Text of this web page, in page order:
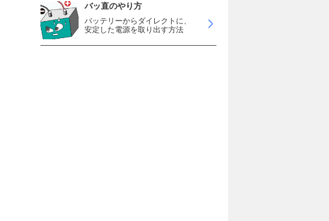
バッ直のやり方
バッテリーからダイレクトに、
安定した電源を取り出す方法